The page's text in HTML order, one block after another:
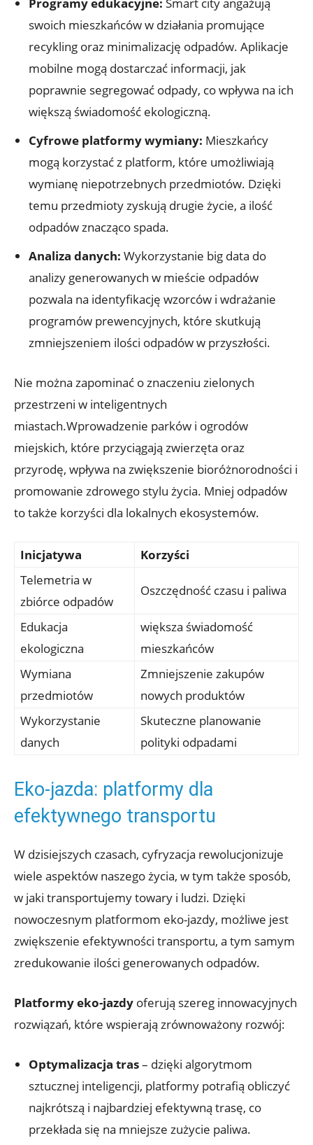
swoich mieszkańców w działania promujące
recykling oraz minimalizację odpadów. Aplikacje
mobilne mogą dostarczać informacji, jak
poprawnie segregować odpady, co wpływa na ich
większą świadomość ekologiczną.
Cyfrowe platformy wymiany: Mieszkańcy
mogą korzystać z platform, które umożliwiają
wymianę niepotrzebnych przedmiotów. Dzięki
temu przedmioty zyskują drugie życie, a ilość
odpadów znacząco spada.
Analiza danych: Wykorzystanie big data do
analizy generowanych w mieście odpadów
pozwala na identyfikację wzorców i wdrażanie
programów prewencyjnych, które skutkują
zmniejszeniem ilości odpadów w przyszłości.
Nie można zapominać o znaczeniu zielonych
przestrzeni w inteligentnych
miastach.Wprowadzenie parków i ogrodów
miejskich, które przyciągają zwierzęta oraz
przyrodę, wpływa na zwiększenie bioróżnorodności i
promowanie zdrowego stylu życia. Mniej odpadów
to także korzyści dla lokalnych ekosystemów.
Inicjatywa
Korzyści
Telemetria w
zbiórce odpadów
Oszczędność czasu i paliwa
Edukacja
ekologiczna
większa świadomość
mieszkańców
Wymiana
przedmiotów
Zmniejszenie zakupów
nowych produktów
Wykorzystanie
danych
Skuteczne planowanie
polityki odpadami
Eko-jazda: platformy dla
efektywnego transportu
W dzisiejszych czasach, cyfryzacja rewolucjonizuje
wiele aspektów naszego życia, w tym także sposób,
w jaki transportujemy towary i ludzi. Dzięki
nowoczesnym platformom eko-jazdy, możliwe jest
zwiększenie efektywności transportu, a tym samym
zredukowanie ilości generowanych odpadów.
Platformy eko-jazdy oferują szereg innowacyjnych
rozwiązań, które wspierają zrównoważony rozwój:
Optymalizacja tras– dzięki algorytmom
sztucznej inteligencji, platformy potrafią obliczyć
najkrótszą i najbardziej efektywną trasę, co
przekłada się na mniejsze zużycie paliwa.